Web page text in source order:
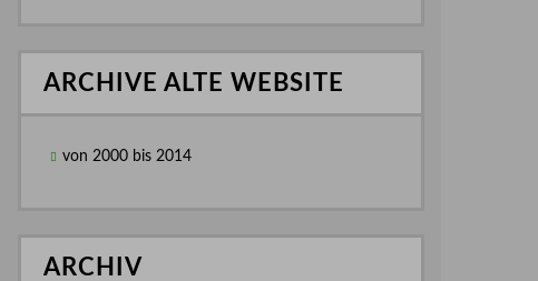
ARCHIVE ALTE WEBSITE
von 2000 bis 2014
ARCHIV